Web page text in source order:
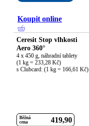
Koupit online
Ceresit Stop vlhkosti
Aero 360°
4 x 450 g, náhradní tablety
(1 kg = 233,28 Kč)
s Clubcard: (1 kg = 166,61 Kč)
Běžná
cena
419 90